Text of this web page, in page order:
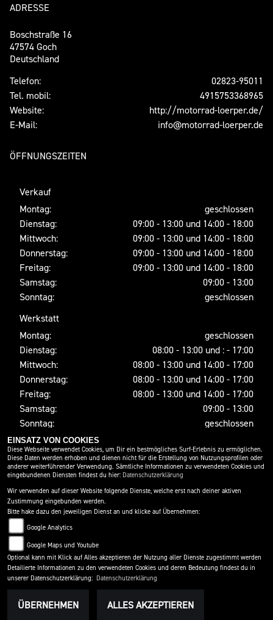
ADRESSE
Boschstraße 16
47574 Goch
Deutschland
Telefon:
02823-95011
Tel. mobil:
4915753368965
Website:
http://motorrad-loerper.de/
E-Mail:
info@motorrad-loerper.de
ÖFFNUNGSZEITEN
Verkauf
Montag:
geschlossen
Dienstag:
09:00 - 13:00 und 14:00 - 18:00
Mittwoch:
09:00 - 13:00 und 14:00 - 18:00
Donnerstag:
09:00 - 13:00 und 14:00 - 18:00
Freitag:
09:00 - 13:00 und 14:00 - 18:00
Samstag:
09:00 - 13:00
Sonntag:
geschlossen
Werkstatt
Montag:
geschlossen
Dienstag:
08:00 - 13:00 und : - 17:00
Mittwoch:
08:00 - 13:00 und 14:00 - 17:00
Donnerstag:
08:00 - 13:00 und 14:00 - 17:00
Freitag:
08:00 - 13:00 und 14:00 - 17:00
Samstag:
09:00 - 13:00
Sonntag:
geschlossen
SOCIAL MEDIA
IMPRESSUM DATENSCHUTZ
DISCLAIMER
EINSATZ VON COOKIES
Diese Webseite verwendet Cookies, um Dir ein bestmögliches Surf-Erlebnis zu ermöglichen.
Diese Daten werden erhoben und dienen nicht für die Erstellung von Nutzungsprofilen oder
anderer weiterführender Verwendung. Sämtliche Informationen zu verwendeten Cookies und
eingebundenen Diensten findest du hier: Datenschutzerklärung
Wir verwenden auf dieser Website folgende Dienste, welche erst nach deiner aktiven
Zustimmung eingebunden werden.
Bitte hake dazu den jeweiligen Dienst an und klicke auf Übernehmen:
Google Analytics
Google Maps und Youtube
Optional kann mit Klick auf Alles akzeptieren der Nutzung aller Dienste zugestimmt werden
Detailierte Informationen zu den verwendeten Cookies und deren Bedeutung findest du in
unserer Datenschutzerklärung: Datenschutzerklärung
ÜBERNEHMEN ALLES AKZEPTIEREN